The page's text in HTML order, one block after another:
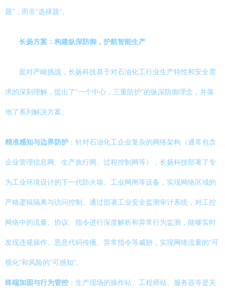
题”，而非“选择题”。
长扬方案：构建纵深防御，护航智能生产
面对严峻挑战，长扬科技基于对石油化工行业生产特性和安全需
求的深刻理解，提出了“一个中心，三重防护”的纵深防御理念，并落
地了系列解决方案。
精准感知与边界防护 ：针对石油化工企业复杂的网络架构（通常包含
企业管理信息网、生产执行网、过程控制网等），长扬科技部署了专
为工业环境设计的下一代防火墙、工业网闸等设备，实现网络区域的
严格逻辑隔离与访问控制。通过部署工业安全监测审计系统，对工控
网络中的流量、协议、指令进行深度解析和异常行为监测，能够实时
发现违规操作、恶意代码传播、异常指令等威胁，实现网络流量的“可
视化”和风险的“可感知”。
终端加固与行为管控 ：生产现场的操作站、工程师站、服务器等是关